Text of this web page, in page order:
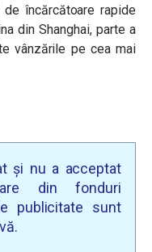
încărcătoare rapide
din Shanghai, parte a
vânzările pe cea mai
și nu a acceptat
din fonduri
publicitate sunt